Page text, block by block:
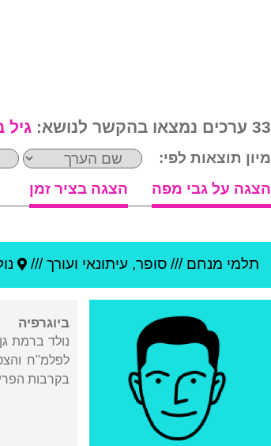
33 ערכים נמצאו בהקשר לנושא: גיל
מיון תוצאות לפי:
הצגה על גבי מפה
הצגה בציר זמן
תלמי מנחם /// סופר, עיתונאי ועורך ///
ביוגרפיה
נולד ברמת
לפלמ"ח
בקרבות